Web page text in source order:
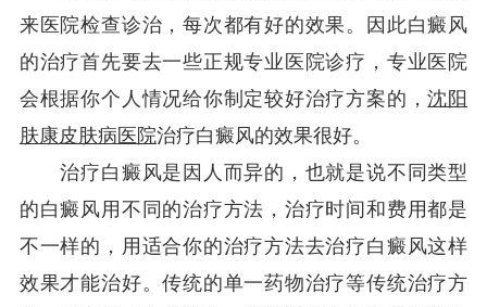
来医院检查诊治，每次都有好的效果。因此白癜风
的治疗首先要去一些正规专业医院诊疗，专业医院
会根据你个人情况给你制定较好治疗方案的，沈阳
肤康皮肤病医院治疗白癜风的效果很好。
治疗白癜风是因人而异的，也就是说不同类型
的白癜风用不同的治疗方法，治疗时间和费用都是
不一样的，用适合你的治疗方法去治疗白癜风这样
效果才能治好。传统的单一药物治疗等传统治疗方